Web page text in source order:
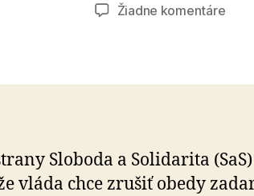
Žiadne komentárena
Sloboda a Solidarita
vláda chce zrušiť obedy